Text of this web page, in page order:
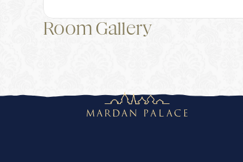
Room Gallery